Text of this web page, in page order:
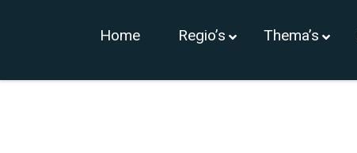
Home Regio’s Thema’s